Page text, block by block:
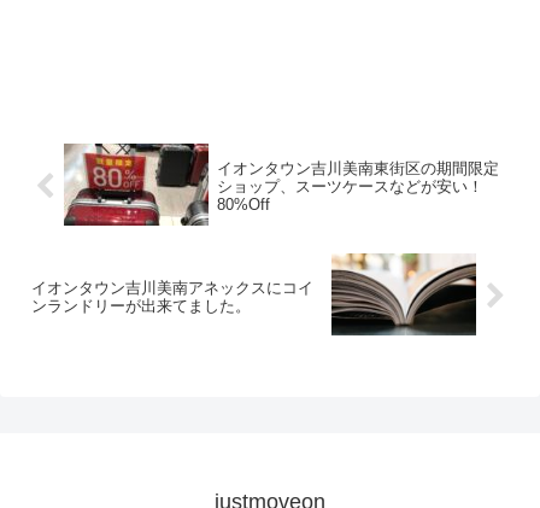
イオンタウン吉川美南東街区の期間限定
ショップ、スーツケースなどが安い！
80%Off
イオンタウン吉川美南アネックスにコイ
ンランドリーが出来てました。
justmoveon